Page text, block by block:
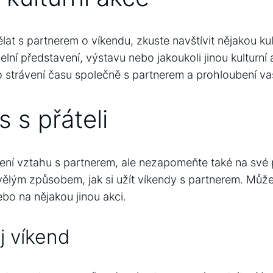
s partnerem o víkendu, zkuste navštívit nějakou
představení, výstavu nebo jakoukoli jinou kulturní
času společně s partnerem a prohloubení
s přáteli
vztahu s partnerem, ale nezapomeňte také na své
způsobem, jak si užít víkendy s partnerem.
na nějakou jinou akci.
víkend